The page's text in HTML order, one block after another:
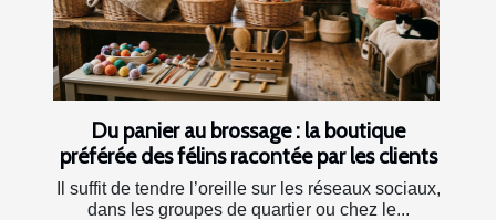
Du panier au brossage : la boutique
préférée des félins racontée par les clients
Il suffit de tendre l’oreille sur les réseaux sociaux,
dans les groupes de quartier ou chez le...